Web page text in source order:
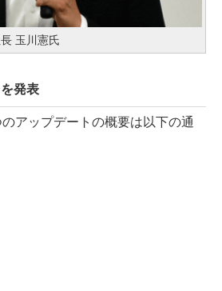
玉川憲氏
発表
アップデートの概要は以下の通